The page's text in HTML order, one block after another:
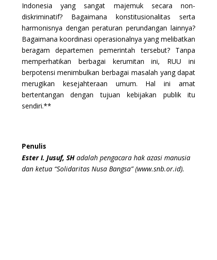
Indonesia yang sangat majemuk secara non-
diskriminatif? Bagaimana konstitusionalitas serta
harmonisnya dengan peraturan perundangan lainnya?
Bagaimana koordinasi operasionalnya yang melibatkan
beragam departemen pemerintah tersebut? Tanpa
memperhatikan berbagai kerumitan ini, RUU ini
berpotensi menimbulkan berbagai masalah yang dapat
merugikan kesejahteraan umum. Hal ini amat
bertentangan dengan tujuan kebijakan publik itu
sendiri.**
Penulis
Ester I. Jusuf, SH adalah pengacara hak azasi manusia
dan ketua “Solidaritas Nusa Bangsa” (www.snb.or.id).